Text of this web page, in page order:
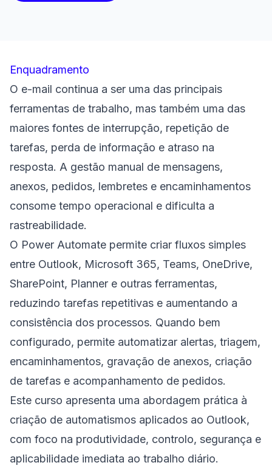
Enquadramento
O e-mail continua a ser uma das principais
ferramentas de trabalho, mas também uma das
maiores fontes de interrupção, repetição de
tarefas, perda de informação e atraso na
resposta. A gestão manual de mensagens,
anexos, pedidos, lembretes e encaminhamentos
consome tempo operacional e dificulta a
rastreabilidade.
O Power Automate permite criar fluxos simples
entre Outlook, Microsoft 365, Teams, OneDrive,
SharePoint, Planner e outras ferramentas,
reduzindo tarefas repetitivas e aumentando a
consistência dos processos. Quando bem
configurado, permite automatizar alertas, triagem,
encaminhamentos, gravação de anexos, criação
de tarefas e acompanhamento de pedidos.
Este curso apresenta uma abordagem prática à
criação de automatismos aplicados ao Outlook,
com foco na produtividade, controlo, segurança e
aplicabilidade imediata ao trabalho diário.